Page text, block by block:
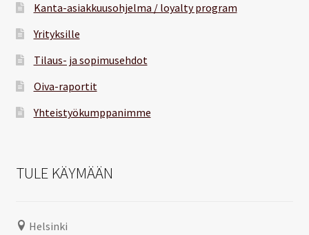
Kanta-asiakkuusohjelma / loyalty program
Yrityksille
Tilaus- ja sopimusehdot
Oiva-raportit
Yhteistyökumppanimme
TULE KÄYMÄÄN
Helsinki